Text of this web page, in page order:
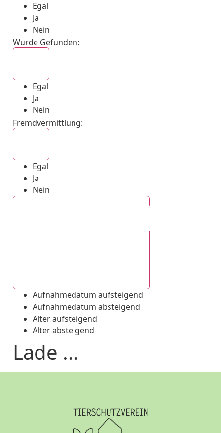
Egal
Ja
Nein
Wurde Gefunden:
Egal
Ja
Nein
Fremdvermittlung:
Egal
Ja
Nein
Aufnahmedatum aufsteigend
Aufnahmedatum absteigend
Alter aufsteigend
Alter absteigend
Lade ...